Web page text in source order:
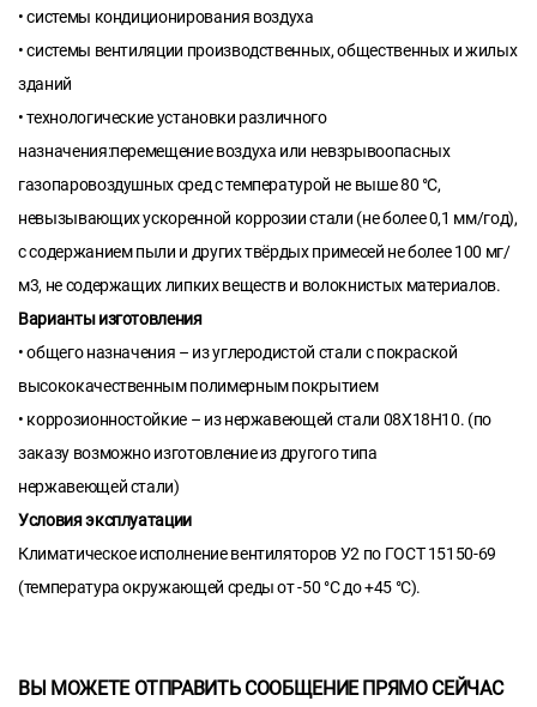
• системы кондиционирования воздуха
• системы вентиляции производственных, общественных и жилых
зданий
• технологические установки различного
назначения:перемещение воздуха или невзрывоопасных
газопаровоздушных сред с температурой не выше 80 °С,
невызывающих ускоренной коррозии стали (не более 0,1 мм/год),
с содержанием пыли и других твёрдых примесей не более 100 мг/
м3, не содержащих липких веществ и волокнистых материалов.
Варианты изготовления
• общего назначения – из углеродистой стали с покраской
высококачественным полимерным покрытием
• коррозионностойкие – из нержавеющей стали 08Х18Н10. (по
заказу возможно изготовление из другого типа
нержавеющей стали)
Условия эксплуатации
Климатическое исполнение вентиляторов У2 по ГОСТ 15150-69
(температура окружающей среды от -50 °С до +45 °С).
ВЫ МОЖЕТЕ ОТПРАВИТЬ СООБЩЕНИЕ ПРЯМО СЕЙЧАС